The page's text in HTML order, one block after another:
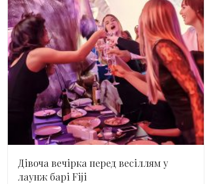
Дівоча вечірка перед весіллям у
лаунж барі Fiji